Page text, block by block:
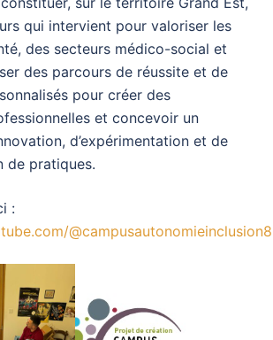
qui intervient pour valoriser les
des secteurs médico-social et
des parcours de réussite et de
pour créer des
et concevoir un
d’expérimentation et de
de pratiques.
: